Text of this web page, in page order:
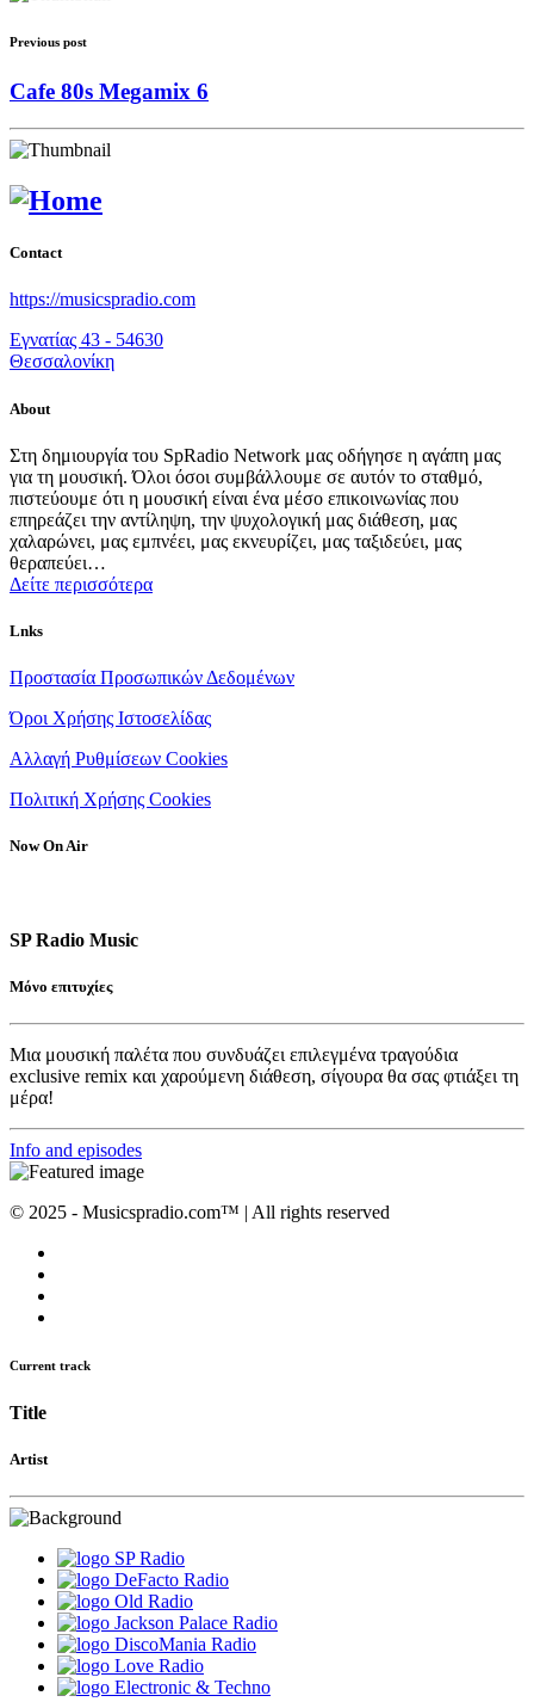
Previous post
Cafe 80s Megamix 6
Contact
https://musicspradio.com
Εγνατίας 43 - 54630
Θεσσαλονίκη
About
Στη δημιουργία του SpRadio Network μας οδήγησε η αγάπη μας
για τη μουσική. Όλοι όσοι συμβάλλουμε σε αυτόν το σταθμό,
πιστεύουμε ότι η μουσική είναι ένα μέσο επικοινωνίας που
επηρεάζει την αντίληψη, την ψυχολογική μας διάθεση, μας
χαλαρώνει, μας εμπνέει, μας εκνευρίζει, μας ταξιδεύει, μας
θεραπεύει…
Δείτε περισσότερα
Lnks
Προστασία Προσωπικών Δεδομένων
Όροι Χρήσης Ιστοσελίδας
Αλλαγή Ρυθμίσεων Cookies
Πολιτική Χρήσης Cookies
Now On Air
SP Radio Music
Μόνο επιτυχίες
Μια μουσική παλέτα που συνδυάζει επιλεγμένα τραγούδια
exclusive remix και χαρούμενη διάθεση, σίγουρα θα σας φτιάξει τη
μέρα!
Info and episodes
© 2025 - Musicspradio.com™ | All rights reserved
Current track
Title
Artist
SP Radio
DeFacto Radio
Old Radio
Jackson Palace Radio
DiscoMania Radio
Love Radio
Electronic & Techno